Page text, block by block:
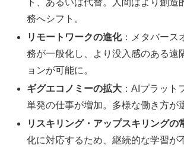
務へシフト。
リモートワークの進化：メタバース
務が一般化し、より没入感のある遠
ョンが可能に。
ギグエコノミーの拡大 ：AIプラット
単発の仕事が増加。多様な働き方が
リスキリング・アップスキリングの
化に対応するため、継続的な学習が